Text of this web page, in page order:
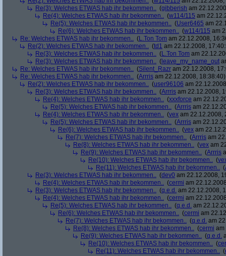
Re(3): Welches ETWAS hab ihr bekommen.. (gibberish am
Re(4): Welches ETWAS hab ihr bekommen.. (w114/115 am
Re(5): Welches ETWAS hab ihr bekommen.. (User6465 am
Re(6): Welches ETWAS hab ihr bekommen.. (w114/115 am
Re: Welches ETWAS hab ihr bekommen.. (L.Ton Tom am 22.12.2008,
Re(2): Welches ETWAS hab ihr bekommen.. (td1 am 22.12.2008,
Re(3): Welches ETWAS hab ihr bekommen.. (L.Ton Tom am
Re(3): Welches ETWAS hab ihr bekommen.. ( leave_my_name_out
Re: Welches ETWAS hab ihr bekommen.. (Silent_Razr am 22.12.2008,
Re: Welches ETWAS hab ihr bekommen.. (Arrris am 22.12.2008, 18:38:40)
Re(2): Welches ETWAS hab ihr bekommen.. (user96106 am
Re(3): Welches ETWAS hab ihr bekommen.. (Arrris am 22.12.2008,
Re(4): Welches ETWAS hab ihr bekommen.. (xxxforce am
Re(5): Welches ETWAS hab ihr bekommen.. (Arrris am
Re(4): Welches ETWAS hab ihr bekommen.. (vex am 22.12.2008,
Re(5): Welches ETWAS hab ihr bekommen.. (Arrris am
Re(6): Welches ETWAS hab ihr bekommen.. (vex am
Re(7): Welches ETWAS hab ihr bekommen.. (Arrris am
Re(8): Welches ETWAS hab ihr bekommen.. (vex am
Re(9): Welches ETWAS hab ihr bekommen.. (Arrris
Re(10): Welches ETWAS hab ihr bekommen.. (
Re(11): Welches ETWAS hab ihr bekommen.. (
Re(3): Welches ETWAS hab ihr bekommen.. (dev0 am 22.12.2008,
Re(4): Welches ETWAS hab ihr bekommen.. (cermi am
Re(3): Welches ETWAS hab ihr bekommen.. (q.e.d. am 22.12.2008,
Re(4): Welches ETWAS hab ihr bekommen.. (cermi am
Re(5): Welches ETWAS hab ihr bekommen.. (q.e.d. am
Re(6): Welches ETWAS hab ihr bekommen.. (cermi am
Re(7): Welches ETWAS hab ihr bekommen.. (q.e.d. am
Re(8): Welches ETWAS hab ihr bekommen.. (cermi am
Re(9): Welches ETWAS hab ihr bekommen.. (q.e.d.
Re(10): Welches ETWAS hab ihr bekommen.. (
Re(11): Welches ETWAS hab ihr bekommen.. (